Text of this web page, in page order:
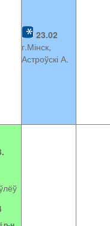
23.02
г.Мінск,
Астроўскі А.